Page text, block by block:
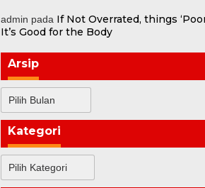
admin pada If Not Overrated, things
It’s Good for the Body
Arsip
Kategori